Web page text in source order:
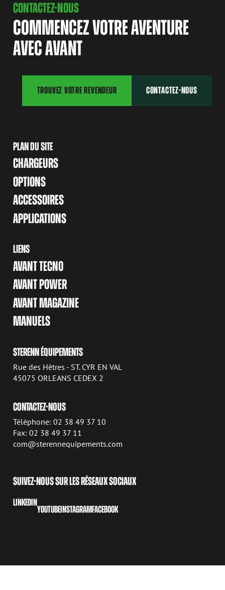
CONTACTEZ-NOUS
COMMENCEZ VOTRE AVENTURE
AVEC AVANT
TROUVEZ VOTRE REVENDEUR CONTACTEZ-NOUS
PLAN DU SITE
CHARGEURS
OPTIONS
ACCESSOIRES
APPLICATIONS
LIENS
AVANT TECNO
AVANT POWER
AVANT MAGAZINE
MANUELS
STERENN ÉQUIPEMENTS
Rue des Hêtres - ST. CYR EN VAL
45075 ORLEANS CEDEX 2
CONTACTEZ-NOUS
Téléphone: 02 38 49 37 10
Fax: 02 38 49 37 11
com@sterennequipements.com
SUIVEZ-NOUS SUR LES RÉSEAUX SOCIAUX
LINKEDIN
YOUTUBEINSTAGRAMFACEBOOK